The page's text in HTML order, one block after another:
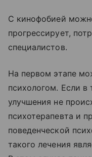
С кинофобией
прогрессирует,
специалистов.
На первом этапе
психологом. Если в
улучшения не
психотерапевта и
поведенческой
такого лечения